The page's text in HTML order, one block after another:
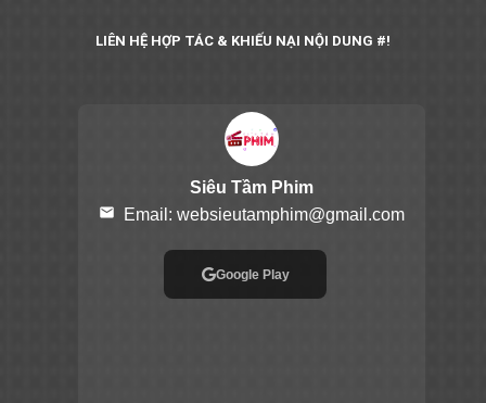
LIÊN HỆ HỢP TÁC & KHIẾU NẠI NỘI DUNG #!
Siêu Tầm Phim
email Email: websieutamphim@gmail.com
Google Play